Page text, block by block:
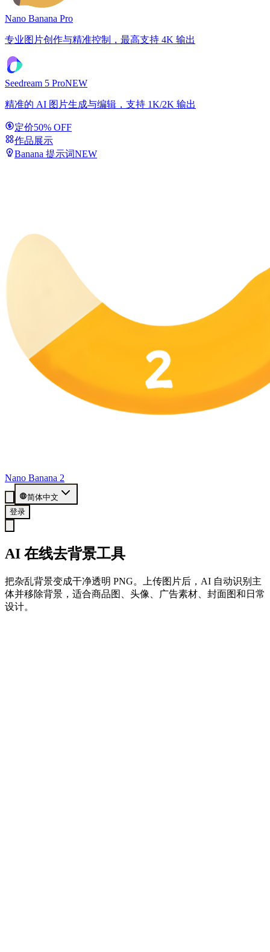
Nano Banana Pro
专业图片创作与精准控制，最高支持 4K 输出
Seedream 5 ProNEW
精准的 AI 图片生成与编辑，支持 1K/2K 输出
定价50% OFF
作品展示
Banana 提示词NEW
Nano Banana 2
简体中文
登录
AI 在线去背景工具
把杂乱背景变成干净透明 PNG。上传图片后，AI 自动识别主
体并移除背景，适合商品图、头像、广告素材、封面图和日常
设计。